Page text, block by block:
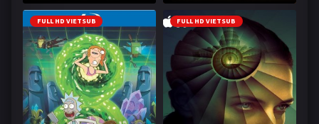
FULL HD VIETSUB FULL HD VIETSUB